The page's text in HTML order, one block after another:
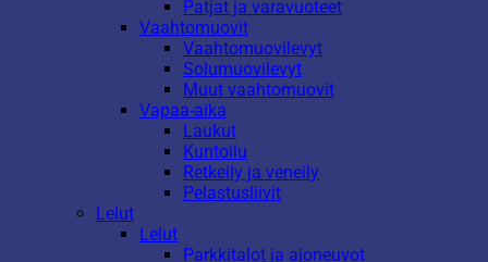
Patjat ja varavuoteet
Vaahtomuovit
Vaahtomuovilevyt
Solumuovilevyt
Muut vaahtomuovit
Vapaa-aika
Laukut
Kuntoilu
Retkeily ja veneily
Pelastusliivit
Lelut
Lelut
Parkkitalot ja ajoneuvot